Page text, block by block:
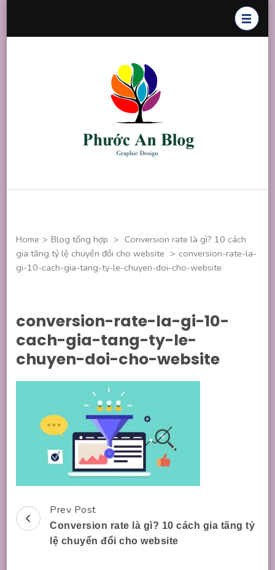
Home > Blog tổng hợp > Conversion rate là gì? 10 cách
gia tăng tỷ lệ chuyển đổi cho website > conversion-rate-la-
gi-10-cach-gia-tang-ty-le-chuyen-doi-cho-website
conversion-rate-la-gi-10-
cach-gia-tang-ty-le-
chuyen-doi-cho-website
Post
Navigation
Prev Post
Conversion rate là gì? 10 cách gia tăng tỷ
lệ chuyển đổi cho website